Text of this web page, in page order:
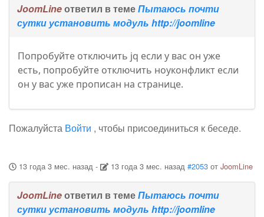
JoomLineответил в темеПытаюсь почти
сутки установить модуль http://joomline
Попробуйте отключить jq если у вас он уже
есть, попробуйте отключить ноуконфликт если
он у вас уже прописан на странице.
Пожалуйста Войти , чтобы присоединиться к беседе.
13 года 3 мес. назад- 13 года 3 мес. назад #2053 отJoomLine
JoomLineответил в темеПытаюсь почти
сутки установить модуль http://joomline